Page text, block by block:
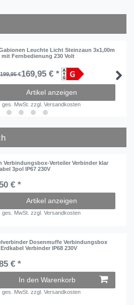
Leuchte Licht Steinzaun 3x1,00m
mit Fernbedienung 230 Volt
€169,95 € *
Artikel anzeigen
ges. MwSt. zzgl.Versandkosten
Verbindungsbox-Verteiler Verbinder klar
3pol IP67 230V
€ *
Artikel anzeigen
ges. MwSt. zzgl.Versandkosten
Dosenmuffe Verbindungsbox
Verbinder IP68 230V
€ *
In den Warenkorb
ges. MwSt. zzgl.Versandkosten